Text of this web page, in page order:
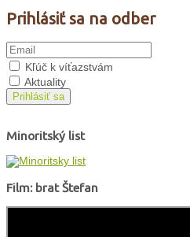
Prihlásiť sa na odber
Kľúč k víťazstvám
Aktuality
Prihlásiť sa
Minoritský list
Film: brat Štefan